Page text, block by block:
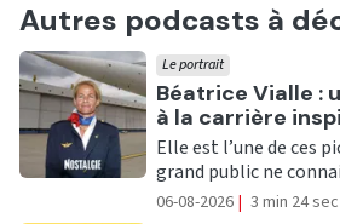
Autres podcasts à
Ecouter
Béatrice Vialle :
à la carrière
Le portrait
Elle est l’une de ces
grand public ne
06-08-2026 | 3 min 24 sec